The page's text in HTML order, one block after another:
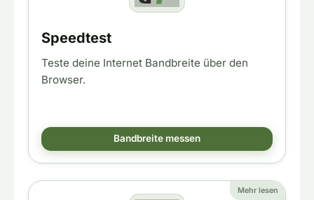
Speedtest
Teste deine Internet Bandbreite über den
Browser.
Bandbreite messen
Mehr lesen